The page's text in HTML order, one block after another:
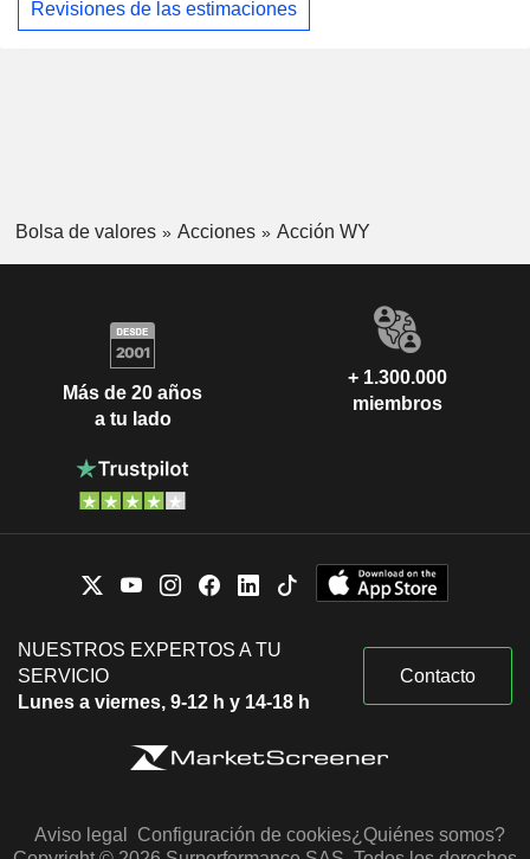
Revisiones de las estimaciones
Bolsa de valores Acciones Acción WY
Más de 20 años
a tu lado
+ 1.300.000
miembros
NUESTROS EXPERTOS A TU
SERVICIO
Lunes a viernes, 9-12 h y 14-18 h
Contacto
Aviso legal Configuración de cookies¿Quiénes somos?